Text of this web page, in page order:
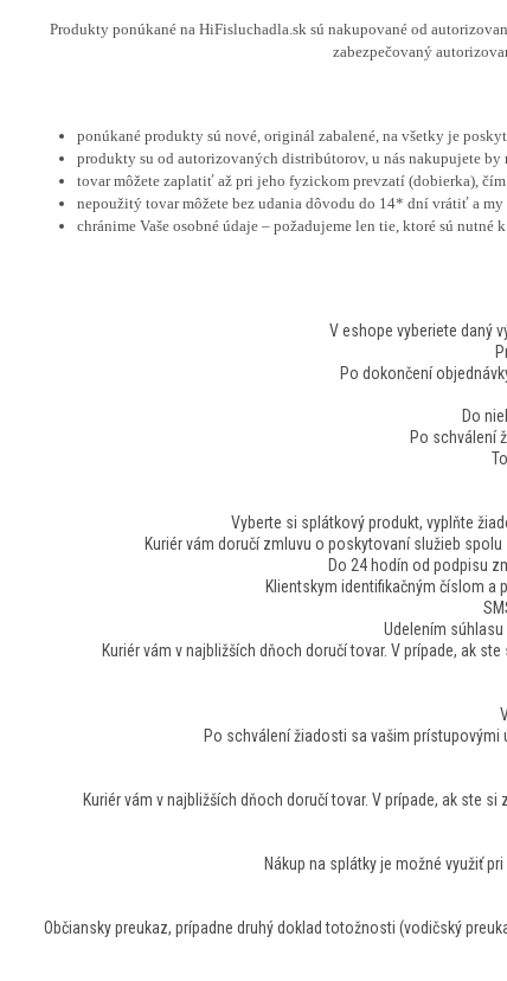
Produkty ponúkané na HiFisluchadla.sk sú nakupované od
zabezpečovaný
ponúkané produkty sú nové, originál zabalené, na všetky je
produkty su od autorizovaných distribútorov, u nás nakupujete
tovar môžete zaplatiť až pri jeho fyzickom prevzatí (dobierka),
nepoužitý tovar môžete bez udania dôvodu do 14* dní vrátiť a
chránime Vaše osobné údaje – požadujeme len tie, ktoré sú
V eshope vyberiete daný
Po dokončení
Do
Po schválení
Vyberte si splátkový produkt, vyplňte
Kuriér vám doručí zmluvu o poskytovaní služieb
Do 24 hodín od podpisu
Klientskym identifikačným číslom
Udelením
Kuriér vám v najbližších dňoch doručí tovar. V prípade, ak
Po schválení žiadosti sa vašim
Kuriér vám v najbližších dňoch doručí tovar. V prípade, ak ste
Nákup na splátky je možné využiť
Občiansky preukaz, prípadne druhý doklad totožnosti (vodičský